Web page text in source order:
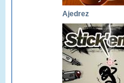
Ajedrez